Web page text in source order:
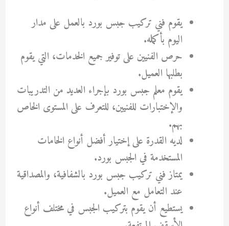
يقوم فني تركيب جبس بورد بالعمل على مدار
اليوم بأكمله.
حرص الفنيين على توفير جميع الخدمات، التي يقوم
بطلبها العميل.
يقوم معلم جبس بورد بإجراء العديد من التدريبات
والإختبارات للفنيين، للتعرف على المستوى الخاص
بهم.
لديه القدرة على إختيار أفضل أنواع الخامات
المستخدمة في الجبس بورد.
يمتاز فني تركيب جبس بورد بالشفافية، والمصداقية
عند التعامل مع العميل.
يستطيع أن يقوم بتركيب الجبس في مختلف أنواع